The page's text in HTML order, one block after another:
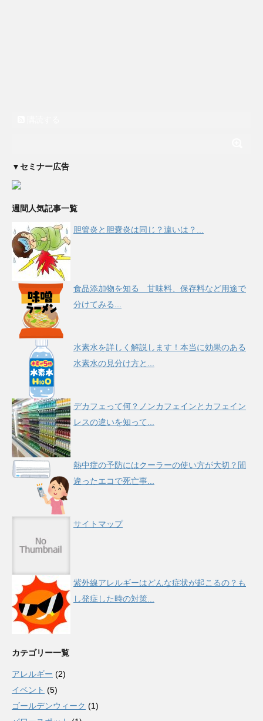
▼セミナー広告
週間人気記事一覧
胆管炎と胆嚢炎は同じ？違いは？...
食品添加物を知る 甘味料、保存料など用途で
分けてみる...
水素水を詳しく解説します！本当に効果のある
水素水の見分け方と...
デカフェって何？ノンカフェインとカフェイン
レスの違いを知って...
熱中症の予防にはクーラーの使い方が大切？間
違ったエコで死亡事...
サイトマップ
紫外線アレルギーはどんな症状が起こるの？も
し発症した時の対策...
カテゴリー一覧
アレルギー (2)
イベント (5)
ゴールデンウィーク (1)